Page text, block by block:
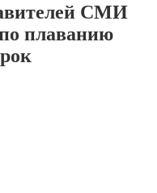
СМИ
плаванию